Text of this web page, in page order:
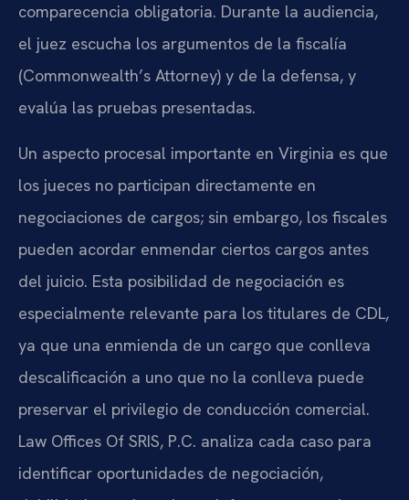
comparecencia obligatoria. Durante la audiencia,
el juez escucha los argumentos de la fiscalía
(Commonwealth’s Attorney) y de la defensa, y
evalúa las pruebas presentadas.
Un aspecto procesal importante en Virginia es que
los jueces no participan directamente en
negociaciones de cargos; sin embargo, los fiscales
pueden acordar enmendar ciertos cargos antes
del juicio. Esta posibilidad de negociación es
especialmente relevante para los titulares de CDL,
ya que una enmienda de un cargo que conlleva
descalificación a uno que no la conlleva puede
preservar el privilegio de conducción comercial.
Law Offices Of SRIS, P.C. analiza cada caso para
identificar oportunidades de negociación,